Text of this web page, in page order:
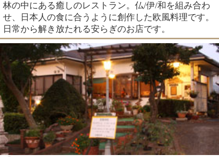
林の中にある癒しのレストラン。仏/伊/和を組み合わ
せ、日本人の食に合うように創作した欧風料理です。
日常から解き放たれる安らぎのお店です。